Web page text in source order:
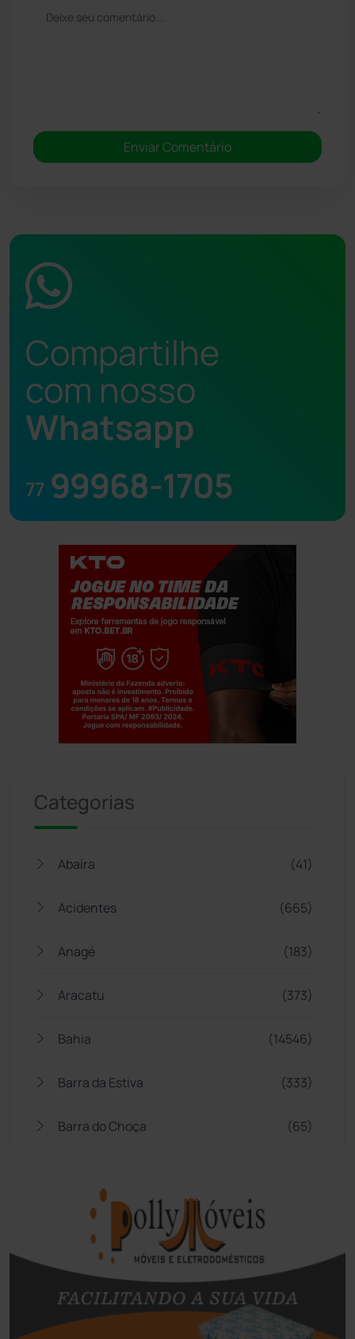
Compartilhe
com nosso
Whatsapp
77 99968-1705
Categorias
Abaíra (41)
Acidentes (665)
Anagé (183)
Aracatu (373)
Bahia (14546)
Barra da Estiva (333)
Barra do Choça (65)
Bom Jesus da Lapa
Boquira
Botuporã (72)